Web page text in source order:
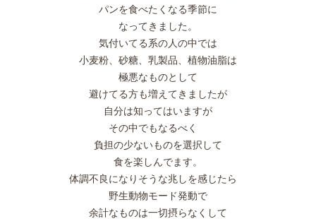
パンを食べたくなる季節に
なってきました。
気付いてる系の人の中では
小麦粉、砂糖、乳製品、植物油脂は
極悪なものとして
避けてる方も増えてきましたが
自分は知ってはいますが
その中でもなるべく
負担の少ないものを選択して
食を楽しんでます。
体調不良になりそうな兆しを感じたら
野生動物モード発動で
余計なものは一切摂らなくして